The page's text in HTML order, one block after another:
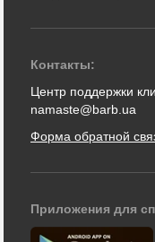
Контакты:
Центр поддержки
namaste@barb.ua
Форма обратной
Приложения для